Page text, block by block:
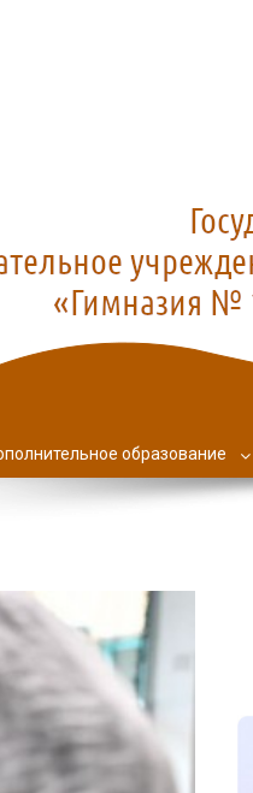
образование